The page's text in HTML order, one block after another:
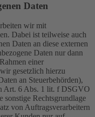
Daten
wir mit
Dabei ist teilweise auch
Daten an diese externen
Daten nur dann
einer
gesetzlich hierzu
an Steuerbehörden),
Art. 6 Abs. 1 lit. f DSGVO
sonstige Rechtsgrundlage
von Auftragsverarbeitern